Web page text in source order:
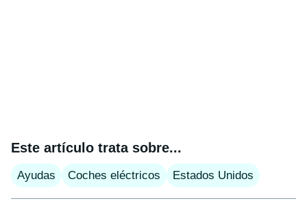
Este artículo trata sobre...
Ayudas Coches eléctricos Estados Unidos